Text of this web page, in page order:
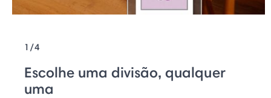
1/4
Escolhe uma divisão, qualquer
uma